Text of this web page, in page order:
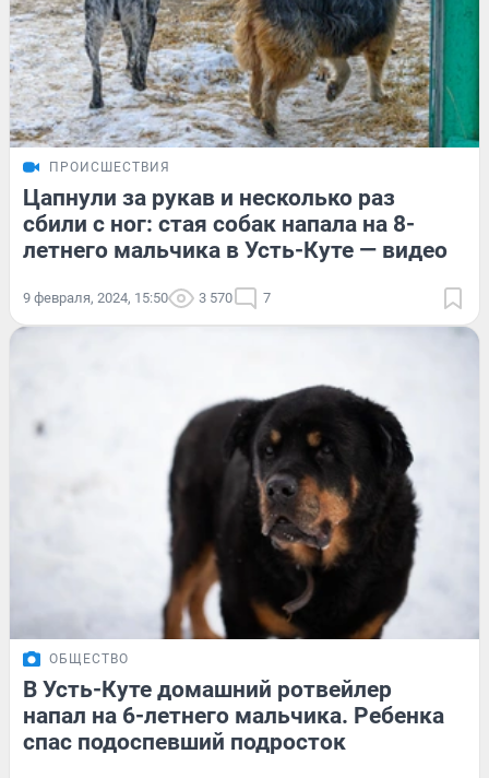
ПРОИСШЕСТВИЯ
Цапнули за рукав и несколько раз
сбили с ног: стая собак напала на 8-
летнего мальчика в Усть-Куте — видео
9 февраля, 2024, 15:50 3 570 7
ОБЩЕСТВО
В Усть-Куте домашний ротвейлер
напал на 6-летнего мальчика. Ребенка
спас подоспевший подросток